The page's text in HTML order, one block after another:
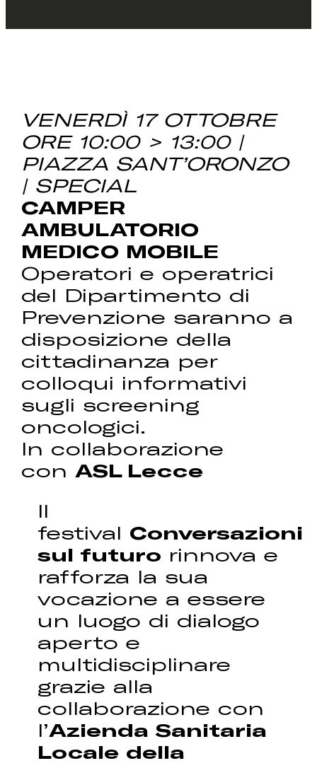
VENERDÌ 17 OTTOBRE
ORE 10:00 > 13:00 |
PIAZZA SANT’ORONZO
| SPECIAL
CAMPER
AMBULATORIO
MEDICO MOBILE
Operatori e operatrici
del Dipartimento di
Prevenzione saranno a
disposizione della
cittadinanza per
colloqui informativi
sugli screening
oncologici.
In collaborazione
con ASL Lecce
Il
festival Conversazioni
sul futuro rinnova e
rafforza la sua
vocazione a essere
un luogo di dialogo
aperto e
multidisciplinare
grazie alla
collaborazione con
l’Azienda Sanitaria
Locale della